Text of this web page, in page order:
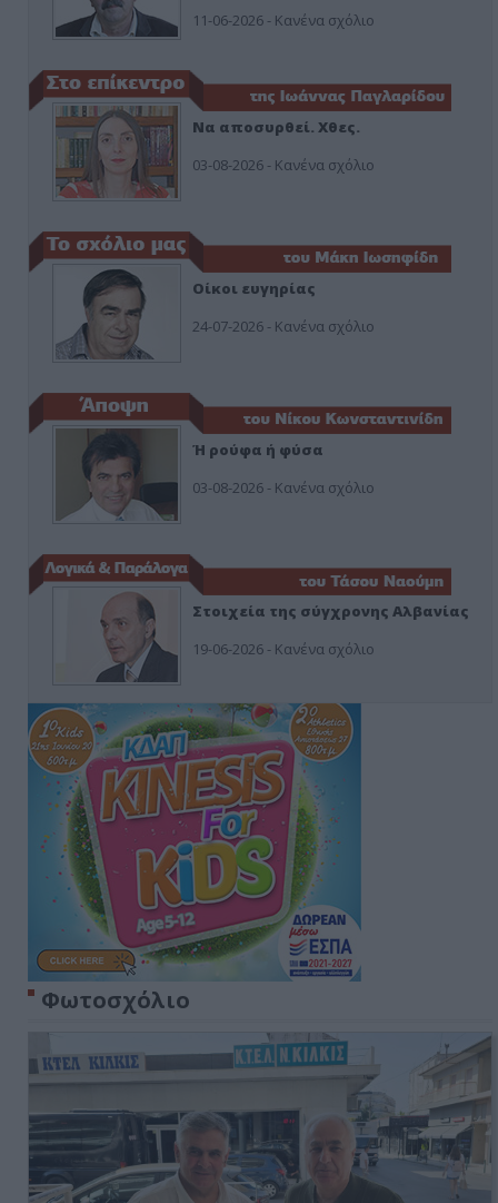
11-06-2026 - Κανένα σχόλιο
Να αποσυρθεί. Χθες.
03-08-2026 - Κανένα σχόλιο
Οίκοι ευγηρίας
24-07-2026 - Κανένα σχόλιο
Ή ρούφα ή φύσα
03-08-2026 - Κανένα σχόλιο
Στοιχεία της σύγχρονης Αλβανίας
19-06-2026 - Κανένα σχόλιο
Φωτοσχόλιο